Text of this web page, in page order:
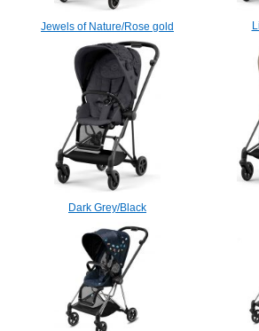
Jewels of Nature/Rose gold
Dark Grey/Black